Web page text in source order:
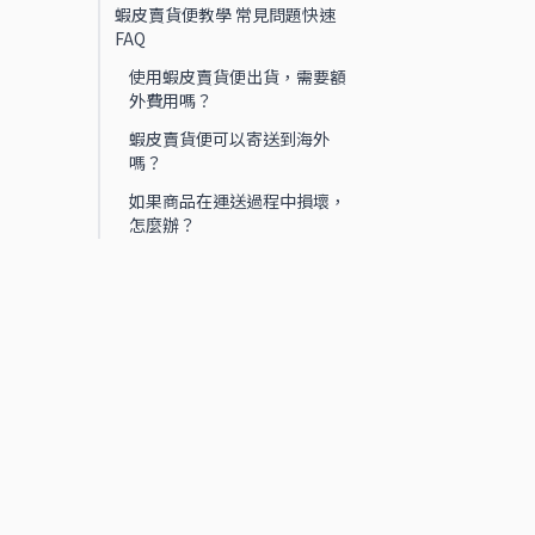
蝦皮賣貨便教學 常見問題快速
FAQ
使用蝦皮賣貨便出貨，需要額
外費用嗎？
蝦皮賣貨便可以寄送到海外
嗎？
如果商品在運送過程中損壞，
怎麼辦？